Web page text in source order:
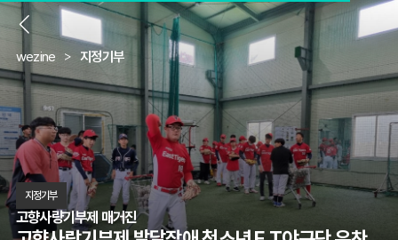
뒤
wezine 지정기부
지정기부
고향사량기부제 매거진